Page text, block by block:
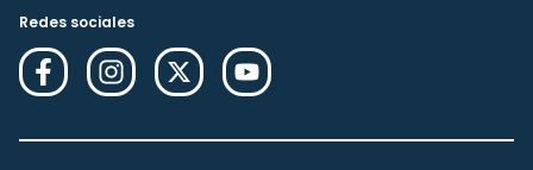
Redes sociales